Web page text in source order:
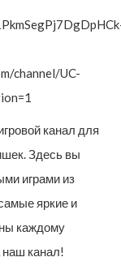
channel/UC-
канал для
Здесь вы
играми из
яркие и
каждому
наш канал!